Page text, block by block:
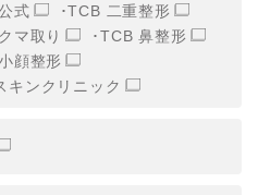
取得する情報
ドレス、電話番号
スの利用に関連して取得す
式
TCB 二重整形
マ取り
TCB 鼻整形
顔整形
キンクリニック